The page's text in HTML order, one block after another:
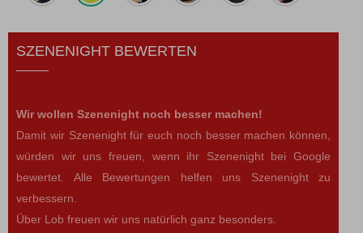
SZENENIGHT BEWERTEN
Wir wollen Szenenight noch besser machen!
Damit wir Szenenight für euch noch besser machen können,
würden wir uns freuen, wenn ihr Szenenight bei Google
bewertet. Alle Bewertungen helfen uns Szenenight zu
verbessern.
Über Lob freuen wir uns natürlich ganz besonders.